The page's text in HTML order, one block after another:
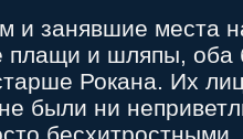
и занявшие места
плащи и шляпы,
Рокана. Их
были ни